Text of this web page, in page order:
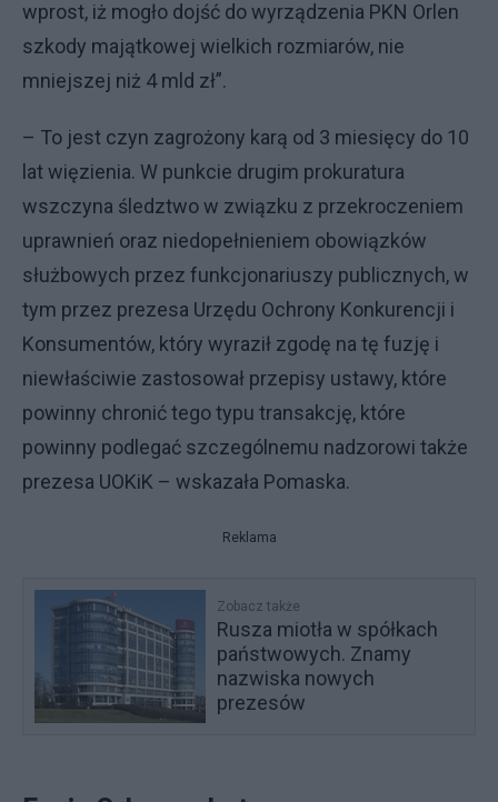
wprost, iż mogło dojść do wyrządzenia PKN Orlen
szkody majątkowej wielkich rozmiarów, nie
mniejszej niż 4 mld zł”.
– To jest czyn zagrożony karą od 3 miesięcy do 10
lat więzienia. W punkcie drugim prokuratura
wszczyna śledztwo w związku z przekroczeniem
uprawnień oraz niedopełnieniem obowiązków
służbowych przez funkcjonariuszy publicznych, w
tym przez prezesa Urzędu Ochrony Konkurencji i
Konsumentów, który wyraził zgodę na tę fuzję i
niewłaściwie zastosował przepisy ustawy, które
powinny chronić tego typu transakcję, które
powinny podlegać szczególnemu nadzorowi także
prezesa UOKiK – wskazała Pomaska.
Reklama
Zobacz także
Rusza miotła w spółkach
państwowych. Znamy
nazwiska nowych
prezesów